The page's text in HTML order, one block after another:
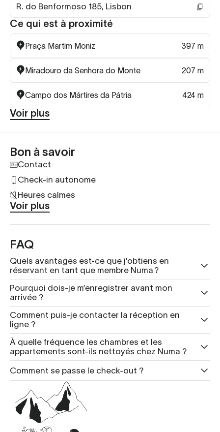
R. do Benformoso 185, Lisbon
Ce qui est à proximité
Praça Martim Moniz 397 m
Miradouro da Senhora do Monte 207 m
Campo dos Mártires da Pátria 424 m
Voir plus
Bon à savoir
Contact
Check-in autonome
Heures calmes
Voir plus
FAQ
Quels avantages est-ce que j’obtiens en
réservant en tant que membre Numa ?
Pourquoi dois-je m’enregistrer avant mon
arrivée ?
Comment puis-je contacter la réception en
ligne ?
À quelle fréquence les chambres et les
appartements sont-ils nettoyés chez Numa ?
Comment se passe le check-out ?